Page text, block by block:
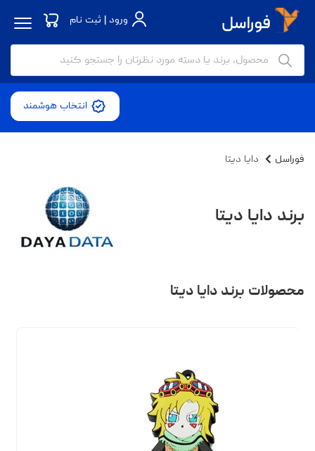
ورود | ثبت نام
انتخاب هوشمند
فوراسل دایا دیتا
برند دایا دیتا
محصولات برند دایا دیتا